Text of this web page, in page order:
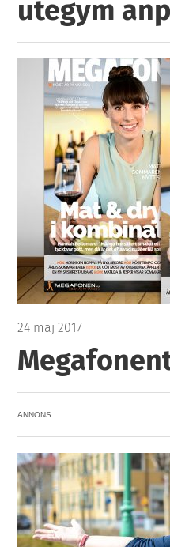
utegym
24 maj 2017
ANNONS